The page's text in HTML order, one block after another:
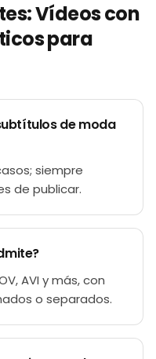
Vídeos con
para
de moda
siempre
de publicar.
AVI y más, con
o separados.